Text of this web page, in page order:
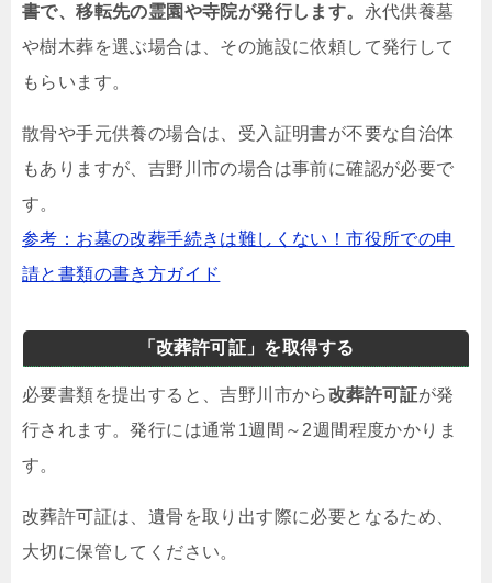
書で、移転先の霊園や寺院が発行します。 永代供養墓
や樹木葬を選ぶ場合は、その施設に依頼して発行して
もらいます。
散骨や手元供養の場合は、受入証明書が不要な自治体
もありますが、吉野川市の場合は事前に確認が必要で
す。
参考：お墓の改葬手続きは難しくない！市役所での申
請と書類の書き方ガイド
「改葬許可証」を取得する
必要書類を提出すると、吉野川市から改葬許可証が発
行されます。発行には通常1週間～2週間程度かかりま
す。
改葬許可証は、遺骨を取り出す際に必要となるため、
大切に保管してください。